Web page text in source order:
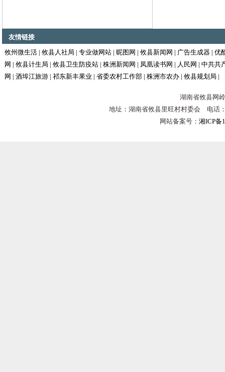
友情链接
攸州微生活 | 攸县人社局 | 专业做网站 | 昵图网 | 攸县新闻网 | 广告生成器 | 优
网 | 攸县计生局 | 攸县卫生防疫站 | 株洲新闻网 | 凤凰读书网 | 人民网 | 中共共
网 | 酒埠江旅游 | 祁东新丰果业 | 省委农村工作部 | 株洲市农办 | 攸县规划局 |
湖南省攸县网
地址：湖南省攸县里旺村村委会 电
网站备案号： 湘ICP备